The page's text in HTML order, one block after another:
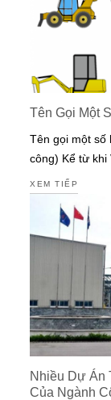
Tên Gọi Một
Tên gọi một số
công) Kể từ khi
XEM TIẾP
Nhiều Dự Án
Của Ngành